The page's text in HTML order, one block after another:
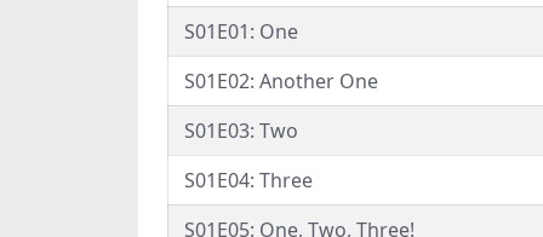
S01E01: One
S01E02: Another One
S01E03: Two
S01E04: Three
S01E05: One, Two, Three!